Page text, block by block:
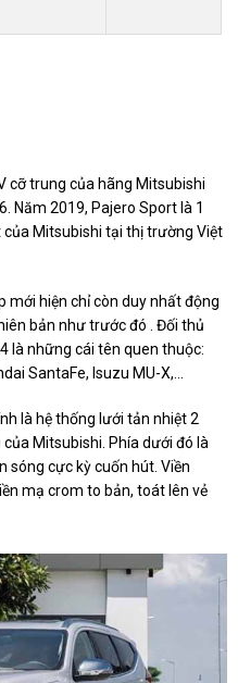
cỡ trung của hãng Mitsubishi
Năm 2019, Pajero Sport là 1
Mitsubishi tại thị trường Việt
mới hiện chỉ còn duy nhất động
bản như trước đó . Đối thủ
là những cái tên quen thuộc:
SantaFe, Isuzu MU-X,…
là hệ thống lưới tản nhiệt 2
Mitsubishi. Phía dưới đó là
sóng cực kỳ cuốn hút. Viền
mạ crom to bản, toát lên vẻ